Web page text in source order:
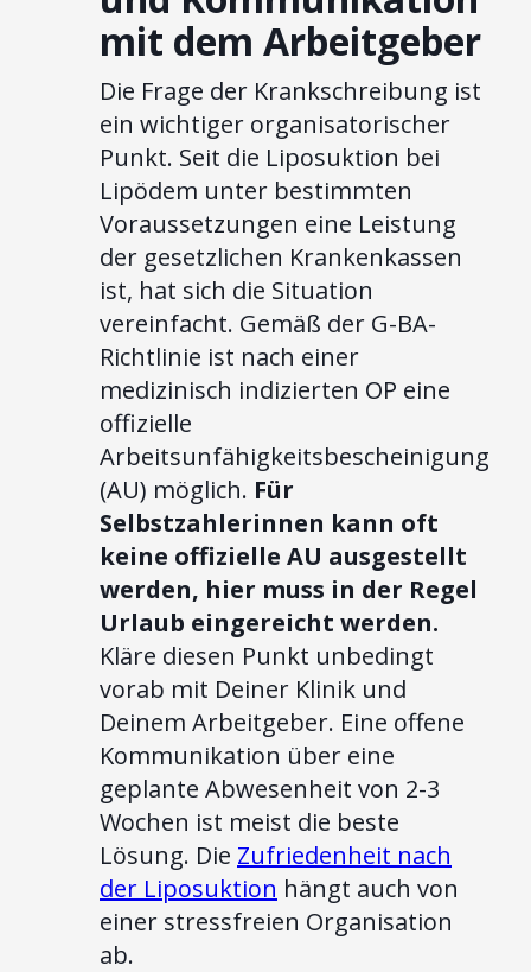
mit dem Arbeitgeber
Die Frage der Krankschreibung ist
ein wichtiger organisatorischer
Punkt. Seit die Liposuktion bei
Lipödem unter bestimmten
Voraussetzungen eine Leistung
der gesetzlichen Krankenkassen
ist, hat sich die Situation
vereinfacht. Gemäß der G-BA-
Richtlinie ist nach einer
medizinisch indizierten OP eine
offizielle
Arbeitsunfähigkeitsbescheinigung
(AU) möglich. Für
Selbstzahlerinnen kann oft
keine offizielle AU ausgestellt
werden, hier muss in der Regel
Urlaub eingereicht werden.
Kläre diesen Punkt unbedingt
vorab mit Deiner Klinik und
Deinem Arbeitgeber. Eine offene
Kommunikation über eine
geplante Abwesenheit von 2-3
Wochen ist meist die beste
Lösung. Die Zufriedenheit nach
der Liposuktion hängt auch von
einer stressfreien Organisation
ab.